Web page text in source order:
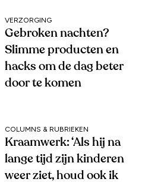
VERZORGING
Gebroken nachten?
Slimme producten en
hacks om de dag beter
door te komen
COLUMNS & RUBRIEKEN
Kraamwerk: ‘Als hij na
lange tijd zijn kinderen
weer ziet, houd ook ik